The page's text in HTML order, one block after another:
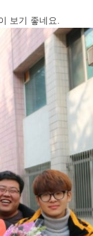
보기 좋네요.